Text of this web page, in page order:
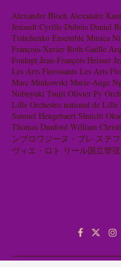
Alexandre Bloch Alexandre
Jestaedt Cyrille Dubois Daniel
Tishchenko Ensemble Musica
François-Xavier Roth Gaëlle
Fonlupt Jean-François Heisser
Les Arts Florissants Les Arts
Marc Minkowski Marie-Ange
Nobuyuki Tsujii Olivier Py
Lille Orchestre national de Lille
Samuel Hengebaert Shuichi
Thomas Dunford William
ンブロワジーヌ・ブレ ステ
ヴィエ・ロト リール国立管